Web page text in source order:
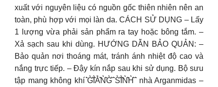
xuất với nguyên liệu có nguồn gốc thiên nhiên nên an
toàn, phù hợp với mọi làn da. CÁCH SỬ DỤNG – Lấy
1 lượng vừa phải sản phẩm ra tay hoặc bông tắm. –
Xả sạch sau khi dùng. HƯỚNG DẪN BẢO QUẢN: –
Bảo quản nơi thoáng mát, tránh ánh nhiệt độ cao và
nắng trực tiếp. – Đậy kín nắp sau khi sử dụng. Bộ sưu
tập mang không khí ͛͛͛G͛͛͛I͛͛͛Á͛͛͛N͛͛͛G͛͛͛ ͛͛͛S͛͛͛I͛͛͛N͛͛͛H͛͛͛ ͛͛͛ nhà Arganmidas –